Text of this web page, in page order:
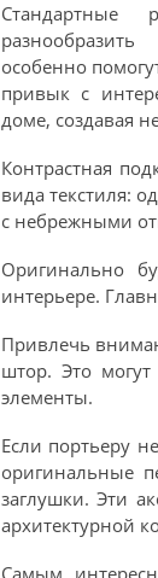
особенно
привык с
доме, создавая
Контрастная
вида текстиля:
с небрежными
Оригинально
интерьере.
Привлечь
штор. Это
элементы.
Если портьеру
оригинальные
заглушки. Эти
архитектурной
Самым